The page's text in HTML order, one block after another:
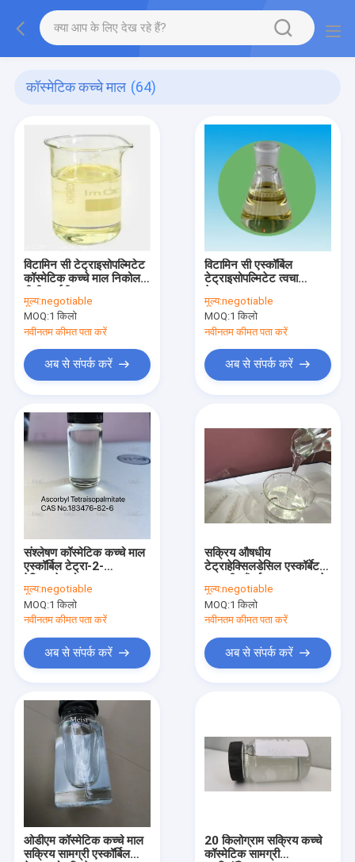
कॉस्मेटिक कच्चे माल (64)
विटामिन सी टेट्राइसोपल्मिटेट
कॉस्मेटिक कच्चे माल निकोल
मूल्य:negotiable
MOQ:1 किलो
नवीनतम कीमत पता करें
अब से संपर्क करें
विटामिन सी एस्कॉर्बिल
टेट्राइसोपल्मिटेट त्वचा
टेट्राहेक्सिलडेसिल एस्कॉर्बेट
मूल्य:negotiable
MOQ:1 किलो
नवीनतम कीमत पता करें
अब से संपर्क करें
संश्लेषण कॉस्मेटिक कच्चे माल
एस्कॉर्बिल टेट्रा-2-
मूल्य:negotiable
MOQ:1 किलो
नवीनतम कीमत पता करें
अब से संपर्क करें
सक्रिय औषधीय
टेट्राहेक्सिलडेसिल एस्कॉर्बेट
के लिए
मूल्य:negotiable
MOQ:1 किलो
नवीनतम कीमत पता करें
अब से संपर्क करें
ओडीएम कॉस्मेटिक कच्चे माल
सक्रिय सामग्री एस्कॉर्बिल
20 किलोग्राम सक्रिय कच्चे
कॉस्मेटिक सामग्री